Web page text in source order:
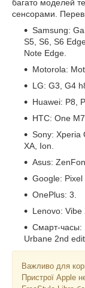
багато моделей
сенсорами.
Samsung:
S5, S6, S6
Note Edge.
Motorola:
LG: G3, G4
Huawei: P8,
HTC: One
Sony: Xperia
XA, Ion.
Asus:
Google: Pixel
OnePlus: 3.
Lenovo: Vibe
Смарт-часы:
Urbane 2nd
Важливо для
Пристрої Apple